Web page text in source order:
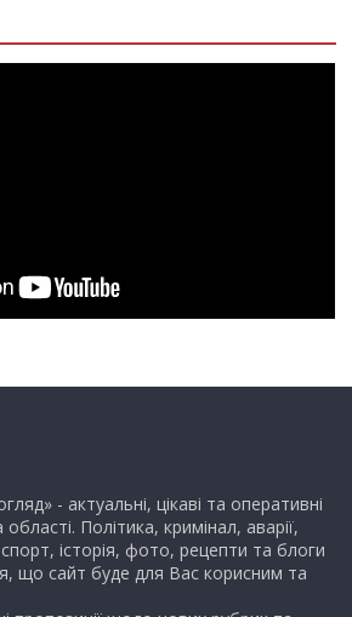
- актуальні, цікаві та оперативні
Політика, кримінал, аварії,
історія, фото, рецепти та блоги
що сайт буде для Вас корисним та